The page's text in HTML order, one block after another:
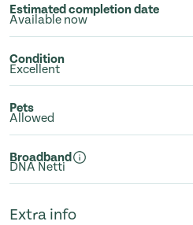
Estimated completion date
Available now
Condition
Excellent
Pets
Allowed
Broadband
DNA Netti
Extra info